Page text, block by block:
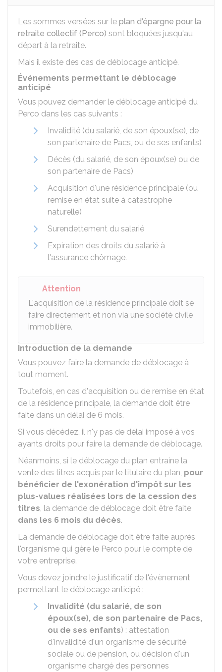
Les sommes versées sur le plan d'épargne pour la
retraite collectif (Perco) sont bloquées jusqu'au
départ à la retraite.
Mais il existe des cas de déblocage anticipé.
Événements permettant le déblocage
anticipé
Vous pouvez demander le déblocage anticipé du
Perco dans les cas suivants :
Invalidité (du salarié, de son époux(se), de
son partenaire de Pacs, ou de ses enfants)
Décès (du salarié, de son époux(se) ou de
son partenaire de Pacs)
Acquisition d'une résidence principale (ou
remise en état suite à catastrophe
naturelle)
Surendettement du salarié
Expiration des droits du salarié à
l'assurance chômage.
Attention
L'acquisition de la résidence principale doit se
faire directement et non via une société civile
immobilière.
Introduction de la demande
Vous pouvez faire la demande de déblocage à
tout moment.
Toutefois, en cas d'acquisition ou de remise en état
de la résidence principale, la demande doit être
faite dans un délai de 6 mois.
Si vous décédez, il n'y pas de délai imposé à vos
ayants droits pour faire la demande de déblocage.
Néanmoins, si le déblocage du plan entraine la
vente des titres acquis par le titulaire du plan, pour
bénéficier de l'exonération d'impôt sur les
plus-values réalisées lors de la cession des
titres, la demande de déblocage doit être faite
dans les 6 mois du décès.
La demande de déblocage doit être faite auprès
l'organisme qui gère le Perco pour le compte de
votre entreprise.
Vous devez joindre le justificatif de l'évènement
permettant le déblocage anticipé :
Invalidité (du salarié, de son
époux(se), de son partenaire de Pacs,
ou de ses enfants) : attestation
d'invalidité d'un organisme de sécurité
sociale ou de pension, ou décision d'un
organisme chargé des personnes